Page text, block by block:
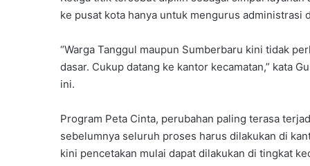
ke pusat kota hanya untuk mengurus administrasi
“Warga Tanggul maupun Sumberbaru kini tidak
dasar. Cukup datang ke kantor kecamatan,” kata
ini.
Program Peta Cinta, perubahan paling terasa
sebelumnya seluruh proses harus dilakukan di
kini pencetakan mulai dapat dilakukan di tingkat